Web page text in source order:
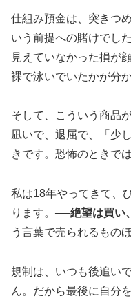
仕組み預金は、突きつ
いう前提への賭けでし
見えていなかった損が
裸で泳いでいたかが分
そして、こういう商品
凪いで、退屈で、「少
きです。恐怖のときで
私は18年やってきて、
ります。 ──絶望は買い
う言葉で売られるもの
規制は、いつも後追い
ん。だから最後に自分